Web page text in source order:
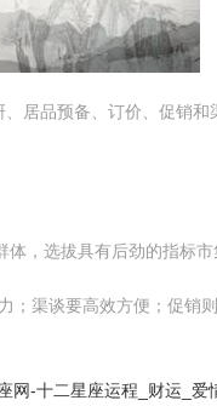
居品预备、订价、促销
，选拔具有后劲的指标市
渠谈要高效方便；促销
网-十二星座运程_财运_爱